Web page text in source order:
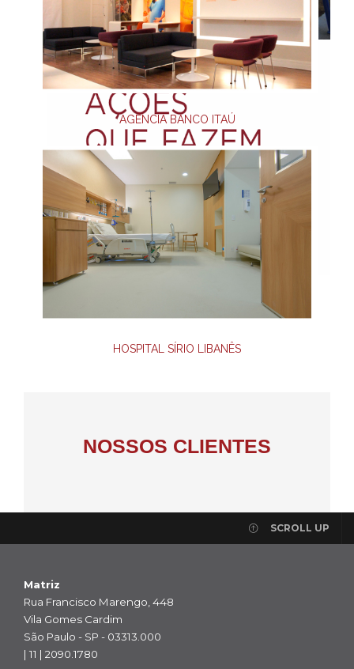
AGÊNCIA BANCO ITAÚ
HOSPITAL SÍRIO LIBANÊS
NOSSOS CLIENTES
SCROLL UP
Matriz
Rua Francisco Marengo, 448
Vila Gomes Cardim
São Paulo - SP - 03313.000
| 11 | 2090.1780